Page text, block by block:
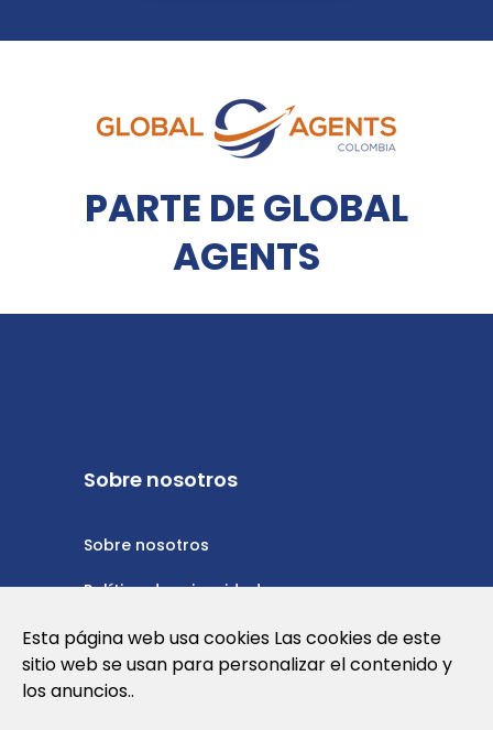
PARTE DE GLOBAL
AGENTS
Sobre nosotros
Sobre nosotros
Política de privacidad
Política de cookies
Nota Legal y Condiciones de Uso de la
Esta página web usa cookies Las cookies de este
sitio web se usan para personalizar el contenido y
los anuncios..